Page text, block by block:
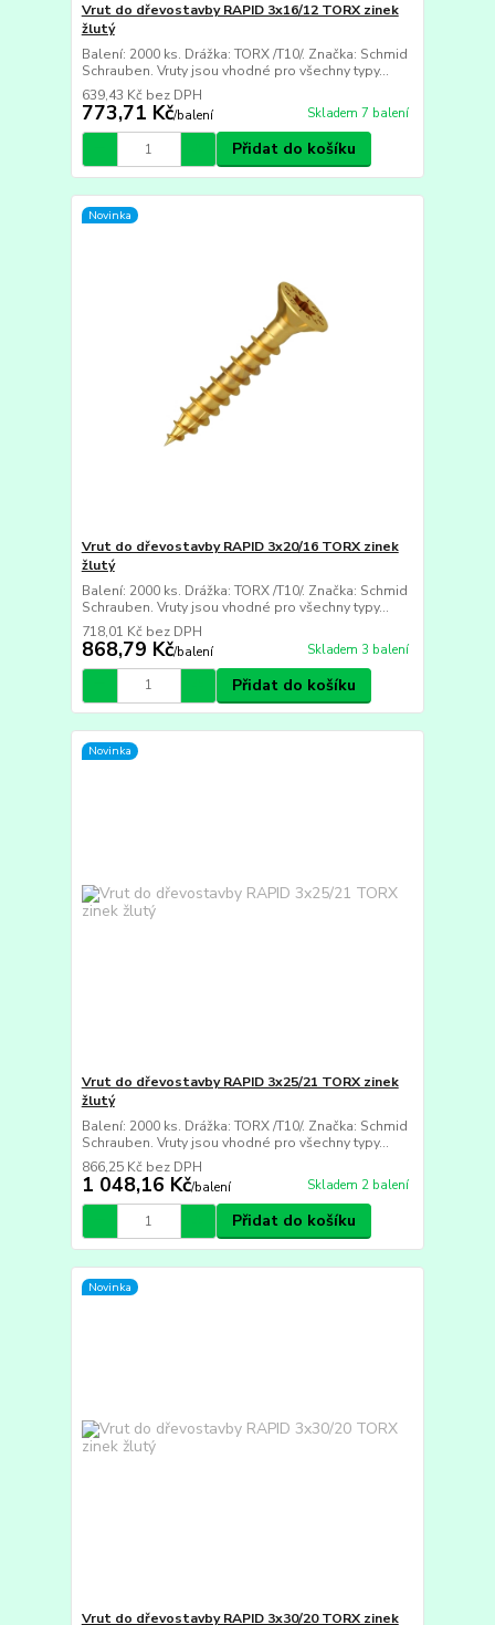
Vrut do dřevostavby RAPID 3x16/12 TORX zinek
žlutý
Balení: 2000 ks. Drážka: TORX /T10/. Značka: Schmid
Schrauben. Vruty jsou vhodné pro všechny typy...
773,71 Kč/balení
639,43 Kč bez DPH
Skladem 7 balení
Přidat do košíku
Novinka
Vrut do dřevostavby RAPID 3x20/16 TORX zinek
žlutý
Balení: 2000 ks. Drážka: TORX /T10/. Značka: Schmid
Schrauben. Vruty jsou vhodné pro všechny typy...
868,79 Kč/balení
718,01 Kč bez DPH
Skladem 3 balení
Přidat do košíku
Novinka
Vrut do dřevostavby RAPID 3x25/21 TORX zinek
žlutý
Balení: 2000 ks. Drážka: TORX /T10/. Značka: Schmid
Schrauben. Vruty jsou vhodné pro všechny typy...
1 048,16 Kč/balení
866,25 Kč bez DPH
Skladem 2 balení
Přidat do košíku
Novinka
Vrut do dřevostavby RAPID 3x30/20 TORX zinek